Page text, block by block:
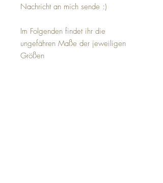
Nachricht an mich sende :)
Im Folgenden findet ihr die
ungefähren Maße der jeweiligen
Größen